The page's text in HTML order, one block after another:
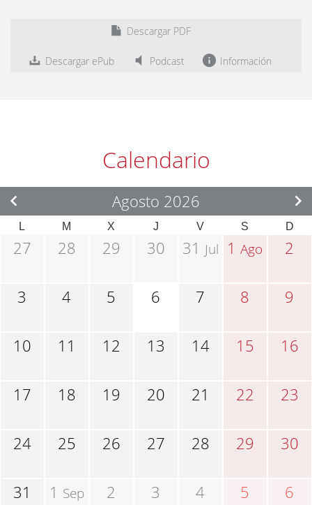
Descargar PDF
Descargar ePub Podcast Información
Calendario
Agosto 2026
L M X J V S D
27 28 29 30 31 Jul 1Ago 2
3 4 5 6 7 8 9
10 11 12 13 14 15 16
17 18 19 20 21 22 23
24 25 26 27 28 29 30
31 1 Sep 2 3 4 5 6